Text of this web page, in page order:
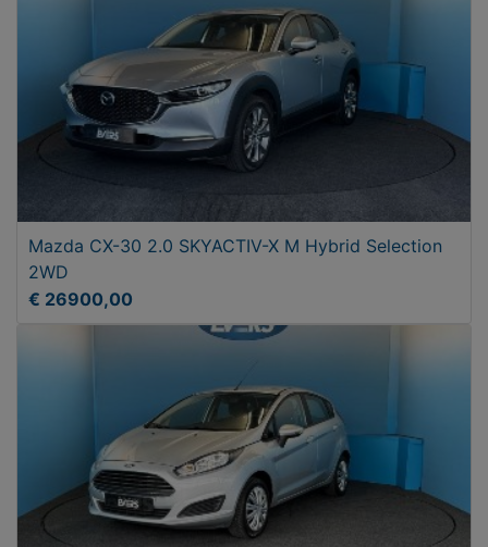
Mazda CX-30 2.0 SKYACTIV-X M Hybrid Selection
2WD
€ 26900,00